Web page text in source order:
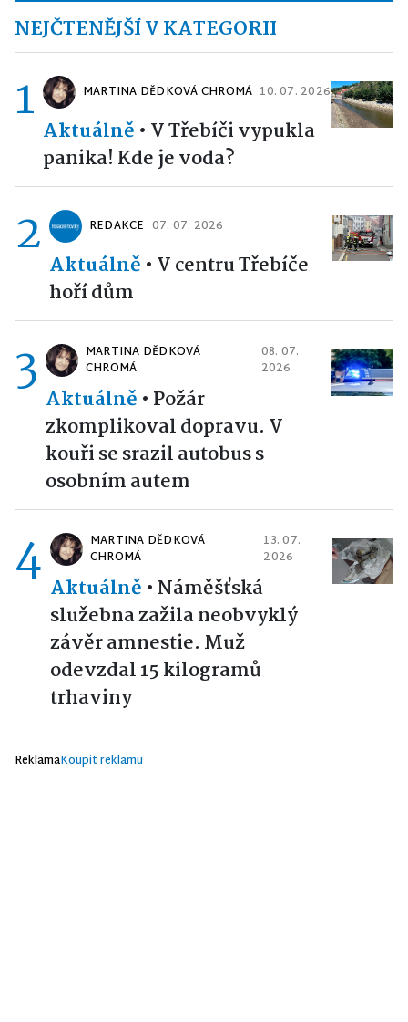
NEJČTENĚJŠÍ V KATEGORII
1 MARTINA DĚDKOVÁ CHROMÁ 10. 07. 2026
Aktuálně • V Třebíči vypukla
panika! Kde je voda?
2 REDAKCE 07. 07. 2026
Aktuálně • V centru Třebíče
hoří dům
3
MARTINA DĚDKOVÁ
CHROMÁ
08. 07.
2026
Aktuálně • Požár
zkomplikoval dopravu. V
kouři se srazil autobus s
osobním autem
4
MARTINA DĚDKOVÁ
CHROMÁ
13. 07.
2026
Aktuálně • Náměšťská
služebna zažila neobvyklý
závěr amnestie. Muž
odevzdal 15 kilogramů
trhaviny
ReklamaKoupit reklamu